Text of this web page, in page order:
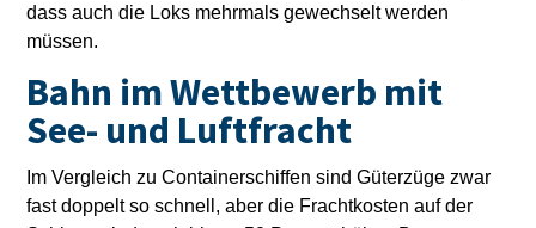
dass auch die Loks mehrmals gewechselt werden
müssen.
Bahn im Wettbewerb mit
See- und Luftfracht
Im Vergleich zu Containerschiffen sind Güterzüge zwar
fast doppelt so schnell, aber die Frachtkosten auf der